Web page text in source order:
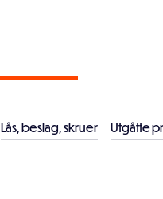
Lås, beslag, skruer Utgåtte